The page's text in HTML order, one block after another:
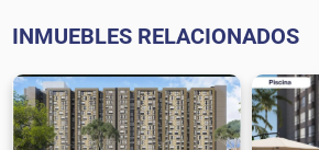
INMUEBLES RELACIONADOS